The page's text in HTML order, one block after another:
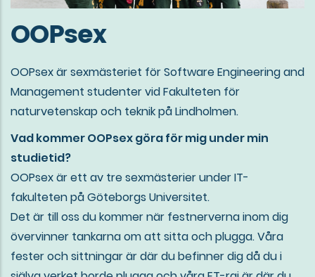
OOPsex
OOPsex är sexmästeriet för Software Engineering and
Management studenter vid Fakulteten för
naturvetenskap och teknik på Lindholmen.
Vad kommer OOPsex göra för mig under min
studietid?
OOPsex är ett av tre sexmästerier under IT-
fakulteten på Göteborgs Universitet.
Det är till oss du kommer när festnerverna inom dig
övervinner tankarna om att sitta och plugga. Våra
fester och sittningar är där du befinner dig då du i